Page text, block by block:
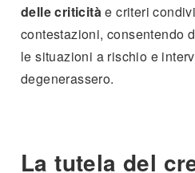
delle criticità e criteri
contestazioni, consentendo
le situazioni a rischio e
degenerassero.
La tutela del